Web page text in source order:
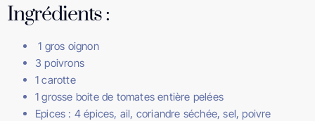
Ingrédients :
1 gros oignon
3 poivrons
1 carotte
1 grosse boite de tomates entière pelées
Epices : 4 épices, ail, coriandre séchée, sel, poivre